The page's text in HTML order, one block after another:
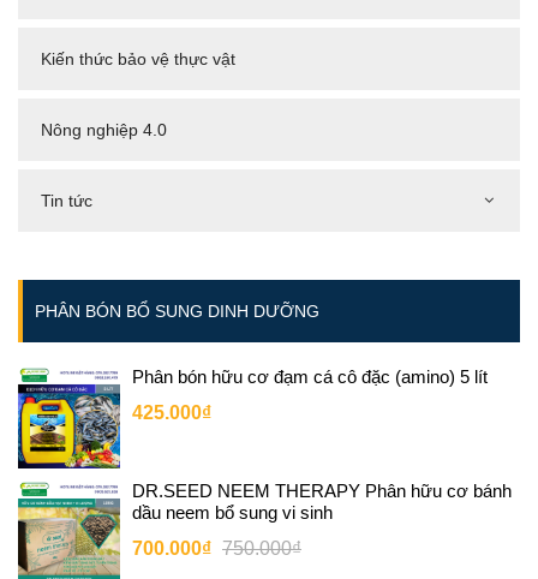
Kiến thức bảo vệ thực vật
Nông nghiệp 4.0
Tin tức
PHÂN BÓN BỔ SUNG DINH DƯỠNG
Phân bón hữu cơ đạm cá cô đặc (amino) 5 lít
425.000₫
DR.SEED NEEM THERAPY Phân hữu cơ bánh
dầu neem bổ sung vi sinh
700.000₫ 750.000₫